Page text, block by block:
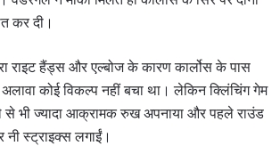
कर दी।
राइट हैंड्स और एल्बोज के कारण कार्लोस के पास
कोई विकल्प नहीं बचा था। लेकिन क्लिंचिंग गेम
से भी ज्यादा आक्रामक रुख अपनाया और पहले राउंड
नी स्ट्राइक्स लगाईं।